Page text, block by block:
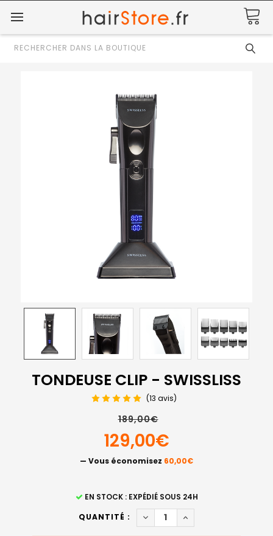
Rechercher
TONDEUSE CLIP - SWISSLISS
(13 avis)
189,00€
129,00€
— Vous économisez 60,00€
EN STOCK : EXPÉDIÉ SOUS 24H
QUANTITÉ :
DIMINUER LA QUANTITÉ DE
AUGMENTER LA